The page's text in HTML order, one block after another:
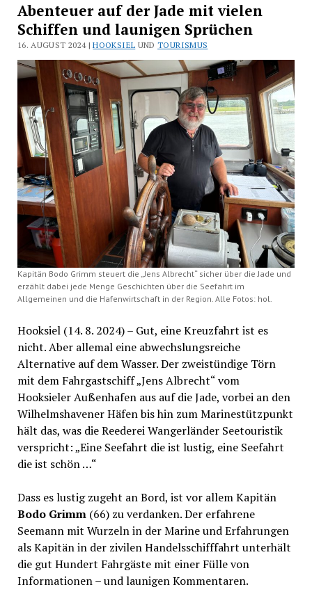
Abenteuer auf der Jade mit vielen
Schiffen und launigen Sprüchen
16. AUGUST 2024 |HOOKSIEL UNDTOURISMUS
Kapitän Bodo Grimm steuert die „Jens Albrecht“ sicher über die Jade und
erzählt dabei jede Menge Geschichten über die Seefahrt im
Allgemeinen und die Hafenwirtschaft in der Region. Alle Fotos: hol.
Hooksiel (14. 8. 2024) – Gut, eine Kreuzfahrt ist es
nicht. Aber allemal eine abwechslungsreiche
Alternative auf dem Wasser. Der zweistündige Törn
mit dem Fahrgastschiff „Jens Albrecht“ vom
Hooksieler Außenhafen aus auf die Jade, vorbei an den
Wilhelmshavener Häfen bis hin zum Marinestützpunkt
hält das, was die Reederei Wangerländer Seetouristik
verspricht: „Eine Seefahrt die ist lustig, eine Seefahrt
die ist schön …“
Dass es lustig zugeht an Bord, ist vor allem Kapitän
Bodo Grimm (66) zu verdanken. Der erfahrene
Seemann mit Wurzeln in der Marine und Erfahrungen
als Kapitän in der zivilen Handelsschifffahrt unterhält
die gut Hundert Fahrgäste mit einer Fülle von
Informationen – und launigen Kommentaren.